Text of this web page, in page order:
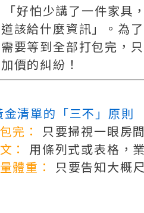
好怕少講了一件家具
該給什麼資訊」
。 為
要等到全部打包完，
價的糾紛！
清單的「三不」原則
完：
只要掃視一眼房
：
用條列式或表格，
體重：
只要告知大概